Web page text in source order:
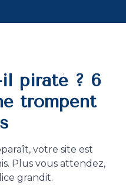
piraté ? 6
trompent
votre site est
Plus vous attendez,
grandit.